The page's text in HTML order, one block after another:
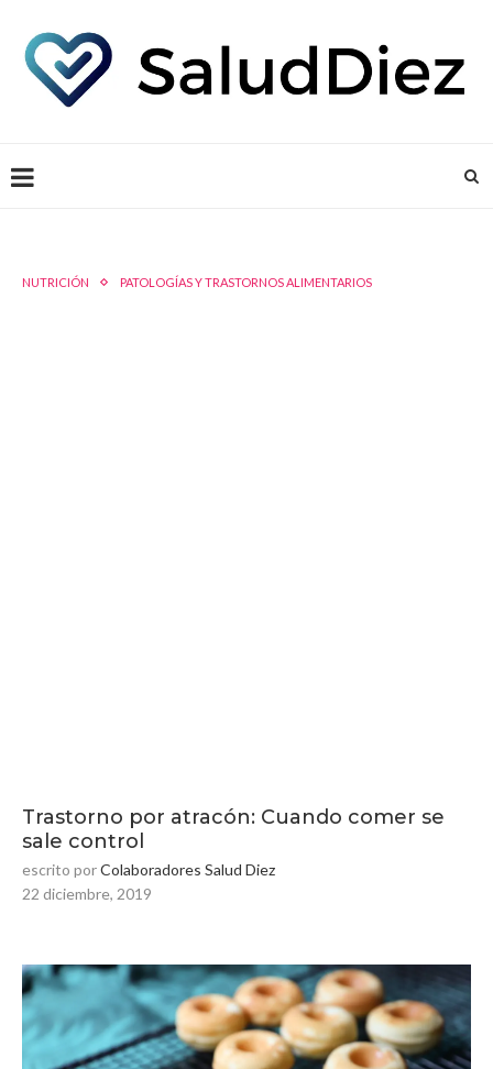
NUTRICIÓN PATOLOGÍAS Y TRASTORNOS ALIMENTARIOS
Trastorno por atracón: Cuando comer se
sale control
escrito porColaboradores Salud Diez
22 diciembre, 2019